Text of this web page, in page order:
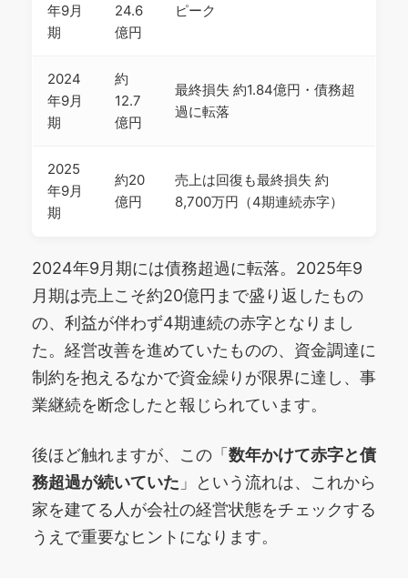
年9月
期
24.6
億円
ピーク
2024
年9月
期
約
12.7
億円
最終損失 約1.84億円・債務超
過に転落
2025
年9月
期
約20
億円
売上は回復も最終損失 約
8,700万円（4期連続赤字）
2024年9月期には債務超過に転落。2025年9
月期は売上こそ約20億円まで盛り返したもの
の、利益が伴わず4期連続の赤字となりまし
た。経営改善を進めていたものの、資金調達に
制約を抱えるなかで資金繰りが限界に達し、事
業継続を断念したと報じられています。
後ほど触れますが、この「数年かけて赤字と債
務超過が続いていた 」という流れは、これから
家を建てる人が会社の経営状態をチェックする
うえで重要なヒントになります。